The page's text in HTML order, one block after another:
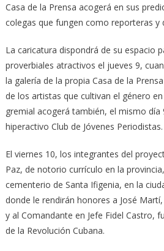
Casa de la Prensa acogerá en sus
colegas que fungen como reporteras y
La caricatura dispondrá de su espacio
proverbiales atractivos el jueves 9,
la galería de la propia Casa de la
de los artistas que cultivan el género
gremial acogerá también, el mismo
hiperactivo Club de Jóvenes Periodistas.
El viernes 10, los integrantes del
Paz, de notorio currículo en la
cementerio de Santa Ifigenia, en la
donde le rendirán honores a José
y al Comandante en Jefe Fidel Castro,
de la Revolución Cubana.